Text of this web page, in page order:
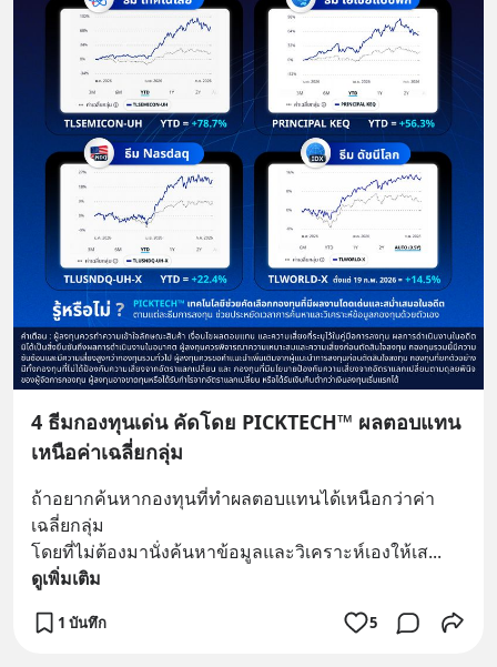
4 ธีมกองทุนเด่น คัดโดย PICKTECH™ ผลตอบแทน
เหนือค่าเฉลี่ยกลุ่ม
ถ้าอยากค้นหากองทุนที่ทำผลตอบแทนได้เหนือกว่าค่า
เฉลี่ยกลุ่ม
โดยที่ไม่ต้องมานั่งค้นหาข้อมูลและวิเคราะห์เองให้เส...
ดูเพิ่มเติม
1 บันทึก 5